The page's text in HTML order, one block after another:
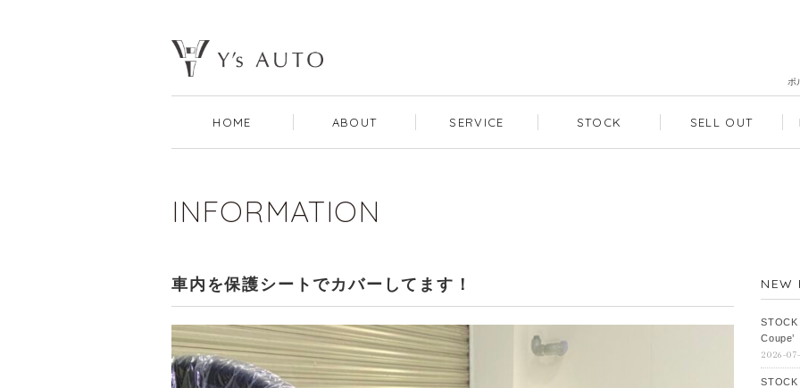
ポ
HOME ABOUT SERVICE STOCK SELL OUT
INFORMATION
車内を保護シートでカバーしてます！ NEW
STOCK
Coupe’
2026-
STOCK